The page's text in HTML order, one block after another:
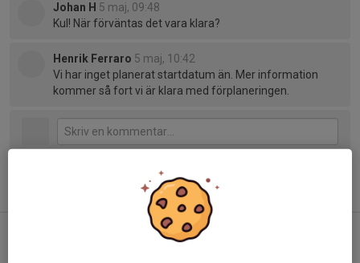
Johan H 5 maj, 09:48
Kul! När förväntas det vara klara?
Henrik Ferraro 5 maj, 10:42
Vi har inget planerat startdatum än. Mer information
kommer så fort vi är klara med förplaneringen.